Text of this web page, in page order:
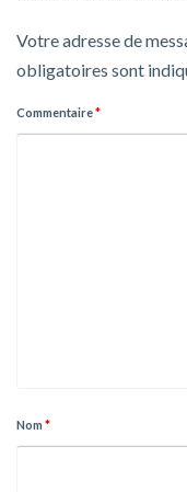
Votre adresse de
obligatoires sont
Commentaire*
Nom *